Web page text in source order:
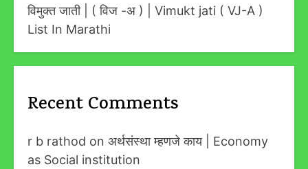
विमुक्त जाती | ( विज -अ ) | Vimukt jati ( VJ-A )
List In Marathi
Recent Comments
r b rathod on अर्थसंस्था म्हणजे काय | Economy
as Social institution